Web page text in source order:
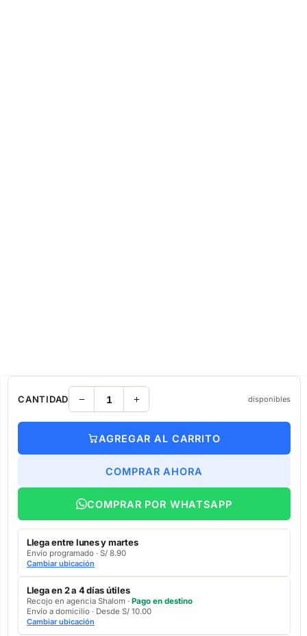
CANTIDAD disponibles
AGREGAR AL CARRITO
COMPRAR AHORA
COMPRAR POR WHATSAPP
Llega entre lunes y martes
Envío programado · S/ 8.90
Cambiar ubicación
Llega en 2 a 4 días útiles
Recojo en agencia Shalom · Pago en destino
Envío a domicilio · Desde S/ 10.00
Cambiar ubicación